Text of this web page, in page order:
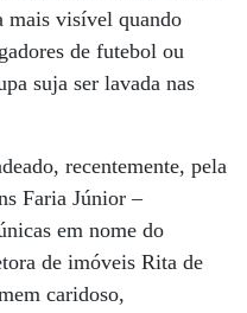
mais visível quando
de futebol ou
suja ser lavada nas
recentemente, pela
Faria Júnior –
em nome do
de imóveis Rita de
caridoso,